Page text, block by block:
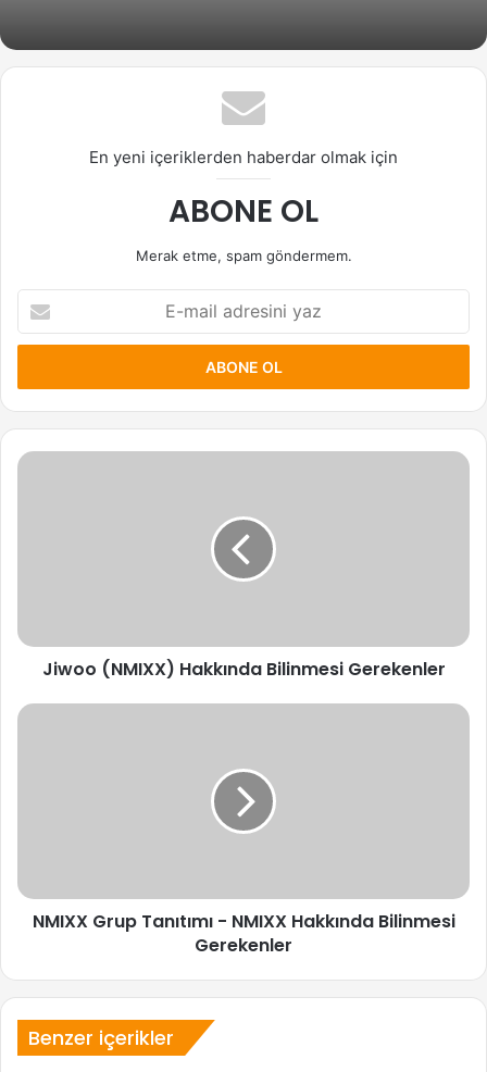
En yeni içeriklerden haberdar olmak için
ABONE OL
Merak etme, spam göndermem.
mail
adresini
Jiwoo
Jiwoo (NMIXX) Hakkında Bilinmesi Gerekenler
NMIXX
NMIXX Grup Tanıtımı - NMIXX Hakkında Bilinmesi
Gerekenler
Benzer içerikler